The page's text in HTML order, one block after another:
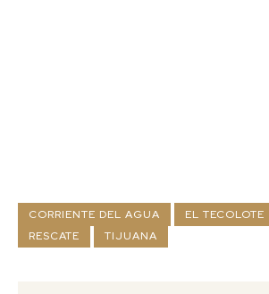
CORRIENTE DEL AGUA EL TECOLOTE
RESCATE
TIJUANA